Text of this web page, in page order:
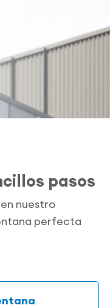
pasos
nuestro
perfecta